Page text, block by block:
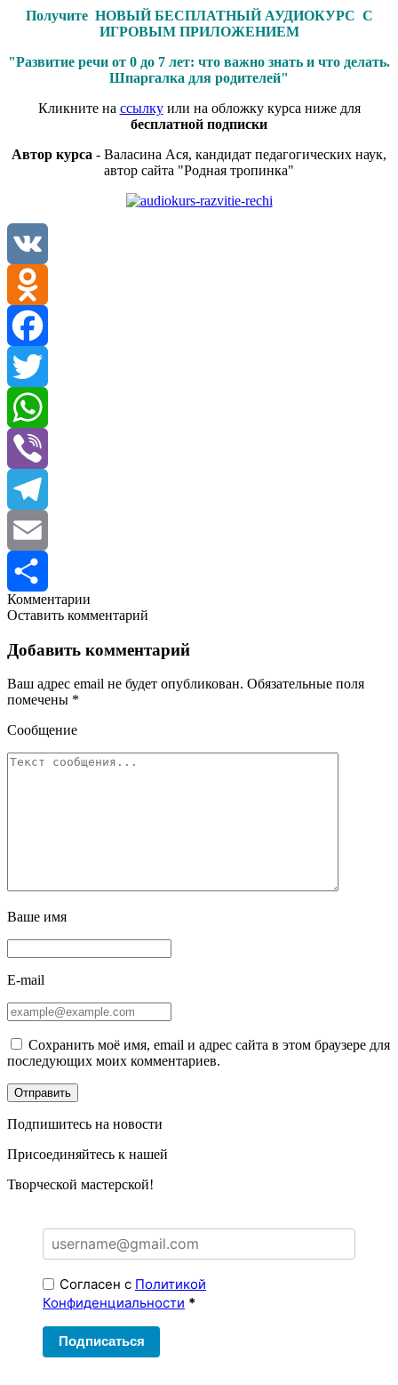
Получите НОВЫЙ БЕСПЛАТНЫЙ АУДИОКУРС С
ИГРОВЫМ ПРИЛОЖЕНИЕМ
"Развитие речи от 0 до 7 лет: что важно знать и что делать.
Шпаргалка для родителей"
Кликните на ссылкуили на обложку курса ниже для
бесплатной подписки
Автор курса - Валасина Ася, кандидат педагогических наук,
автор сайта "Родная тропинка"
VK
Odnoklassniki
Facebook
Twitter
WhatsApp
Viber
Telegram
Email
Отправить
Комментарии
Оставить комментарий
Добавить комментарий
Ваш адрес email не будет опубликован. Обязательные поля
помечены *
Сообщение
Ваше имя
E-mail
Сохранить моё имя, email и адрес сайта в этом браузере для
последующих моих комментариев.
Подпишитесь на новости
Присоединяйтесь к нашей
Творческой мастерской!
Согласен с Политикой
Конфиденциальности *
Подписаться